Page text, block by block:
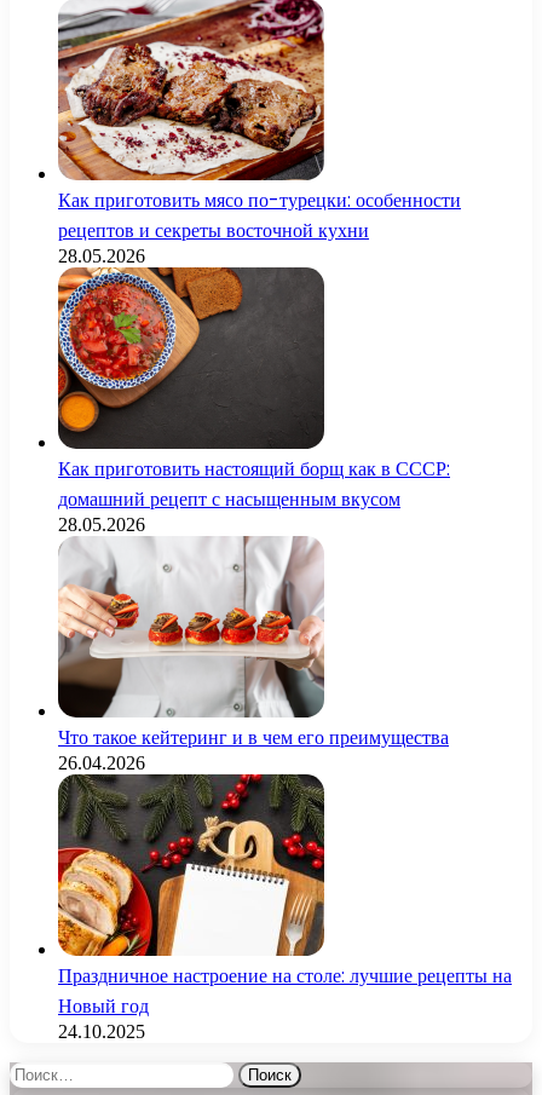
Как приготовить мясо по-турецки: особенности
рецептов и секреты восточной кухни
28.05.2026
Как приготовить настоящий борщ как в СССР:
домашний рецепт с насыщенным вкусом
28.05.2026
Что такое кейтеринг и в чем его преимущества
26.04.2026
Праздничное настроение на столе: лучшие рецепты на
Новый год
24.10.2025
Найти: